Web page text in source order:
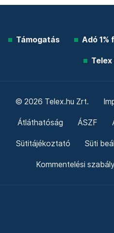
Támogatás Adó 1%
Telex
© 2026 Telex.hu Zrt.
Átláthatóság ÁSZF
Sütitájékoztató Süti
Kommentelési